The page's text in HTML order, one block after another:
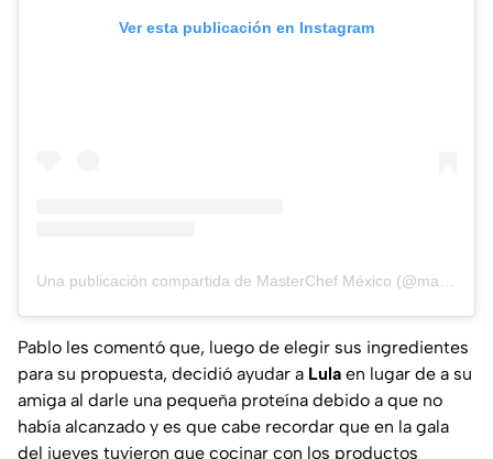
Ver esta publicación en Instagram
Pablo les comentó que, luego de elegir sus ingredientes
para su propuesta, decidió ayudar a Lula en lugar de a su
amiga al darle una pequeña proteína debido a que no
había alcanzado y es que cabe recordar que en la gala
del jueves tuvieron que cocinar con los productos